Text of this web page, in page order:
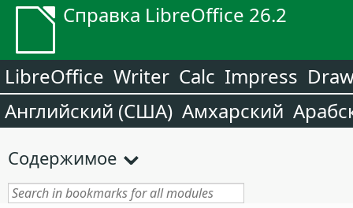
Справка LibreOffice 26.2
LibreOffice Writer Calc Impress
Английский (США) Амхарский
Содержимое